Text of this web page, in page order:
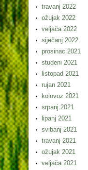
travanj 2022
ožujak 2022
veljača 2022
siječanj 2022
prosinac 2021
studeni 2021
listopad 2021
rujan 2021
kolovoz 2021
srpanj 2021
lipanj 2021
svibanj 2021
travanj 2021
ožujak 2021
veljača 2021